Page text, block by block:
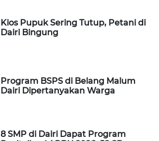
Kios Pupuk Sering Tutup, Petani di
Dairi Bingung
Program BSPS di Belang Malum
Dairi Dipertanyakan Warga
8 SMP di Dairi Dapat Program